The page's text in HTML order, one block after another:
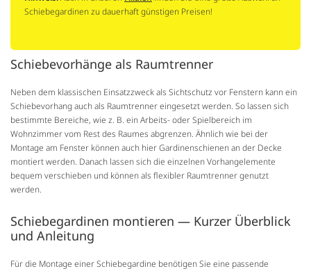
Schiebegardinen zu dauerhaft günstigen Preisen!
Schiebevorhänge als Raumtrenner
Neben dem klassischen Einsatzzweck als Sichtschutz vor Fenstern kann ein
Schiebevorhang auch als Raumtrenner eingesetzt werden. So lassen sich
bestimmte Bereiche, wie z. B. ein Arbeits- oder Spielbereich im
Wohnzimmer vom Rest des Raumes abgrenzen. Ähnlich wie bei der
Montage am Fenster können auch hier Gardinenschienen an der Decke
montiert werden. Danach lassen sich die einzelnen Vorhangelemente
bequem verschieben und können als flexibler Raumtrenner genutzt
werden.
Schiebegardinen montieren — Kurzer Überblick
und Anleitung
Für die Montage einer Schiebegardine benötigen Sie eine passende